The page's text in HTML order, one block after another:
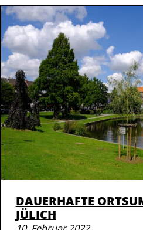
DAUERHAFTE
JÜLICH